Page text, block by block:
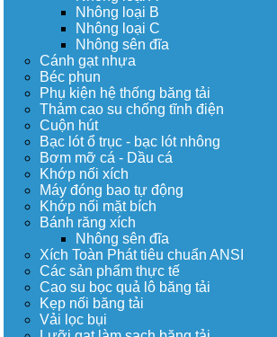
Nhông loại B
Nhông loại C
Nhông sên đĩa
Cánh gạt nhựa
Béc phun
Phụ kiện hệ thống băng tải
Thảm cao su chống tĩnh điện
Cuộn hút
Bạc lót ổ trục - bạc lót nhông
Bơm mỡ cá - Dầu cá
Khớp nối xích
Máy đóng bao tự động
Khớp nối mặt bích
Bánh răng xích
Nhông sên đĩa
Xích Toàn Phát tiêu chuẩn ANSI
Các sản phẩm thực tế
Cao su bọc quả lô băng tải
Kẹp nối băng tải
Vải lọc bụi